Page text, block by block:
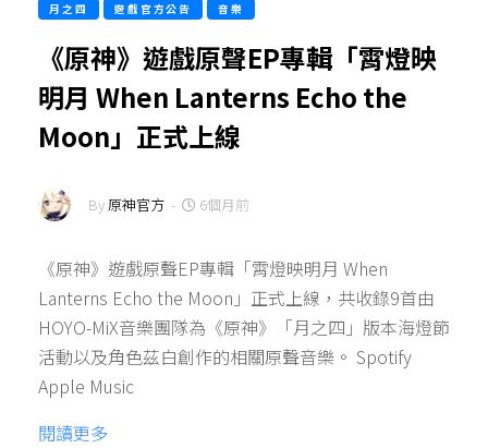
月之四 遊戲官方公告 音樂
《原神》遊戲原聲EP專輯「霄燈映
明月 When Lanterns Echo the
Moon」正式上線
By原神官方 - 6個月前
《原神》遊戲原聲EP專輯「霄燈映明月 When
Lanterns Echo the Moon」正式上線，共收錄9首由
HOYO-MiX音樂團隊為《原神》「月之四」版本海燈節
活動以及角色茲白創作的相關原聲音樂。 Spotify
Apple Music
閱讀更多